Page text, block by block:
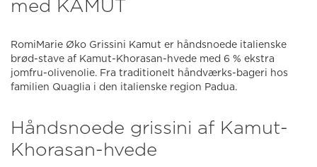
med KAMUT
RomiMarie Øko Grissini Kamut er håndsnoede italienske
brød-stave af Kamut-Khorasan-hvede med 6 % ekstra
jomfru-olivenolie. Fra traditionelt håndværks-bageri hos
familien Quaglia i den italienske region Padua.
Håndsnoede grissini af Kamut-
Khorasan-hvede